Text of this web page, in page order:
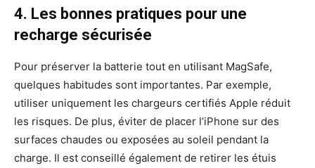
4. Les bonnes pratiques pour une
recharge sécurisée
Pour préserver la batterie tout en utilisant MagSafe,
quelques habitudes sont importantes. Par exemple,
utiliser uniquement les chargeurs certifiés Apple réduit
les risques. De plus, éviter de placer l’iPhone sur des
surfaces chaudes ou exposées au soleil pendant la
charge. Il est conseillé également de retirer les étuis